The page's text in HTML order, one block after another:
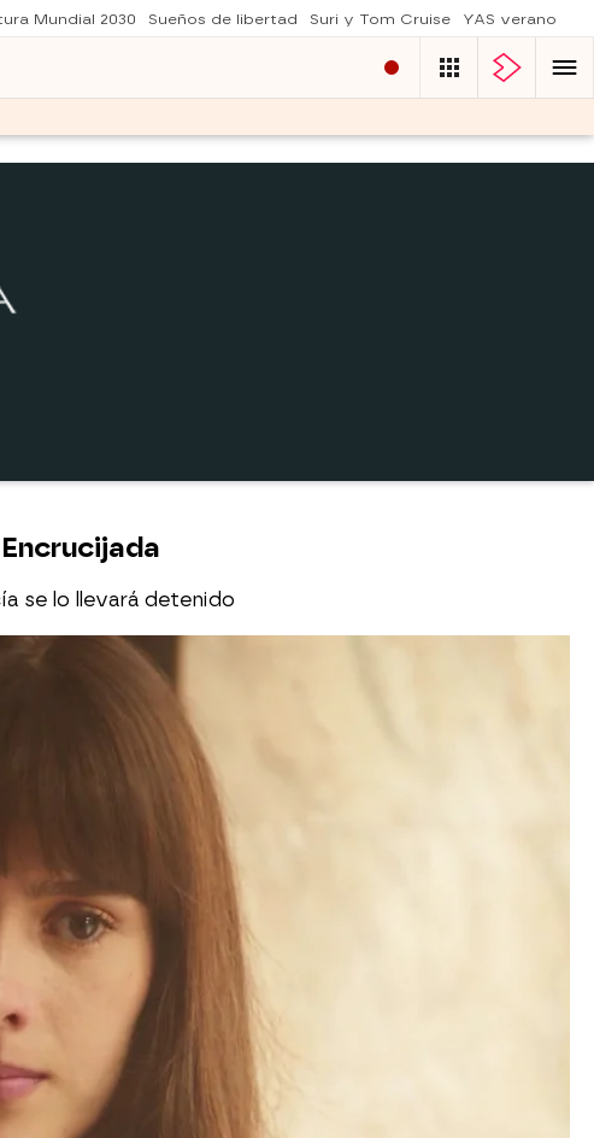
Mundial 2030 Sueños de libertad Suri y Tom Cruise YAS verano
se lo llevará detenido